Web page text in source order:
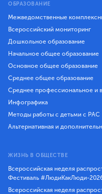
ОБРАЗОВАНИЕ
Межведомственные
Всероссийский мониторинг
Дошкольное образование
Начальное общее образование
Основное общее образование
Среднее общее образование
Среднее профессиональное и
Инфографика
Методы работы с детьми с РАС
Альтернативная и
ЖИЗНЬ В ОБЩЕСТВЕ
Всероссийская неделя
Фестиваль #ЛюдиКакЛюди-
Всероссийская неделя